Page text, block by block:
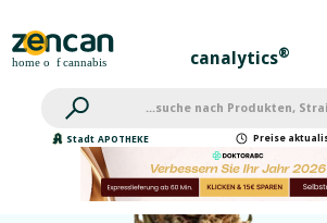
canalytics®
Stadt APOTHEKE Preise